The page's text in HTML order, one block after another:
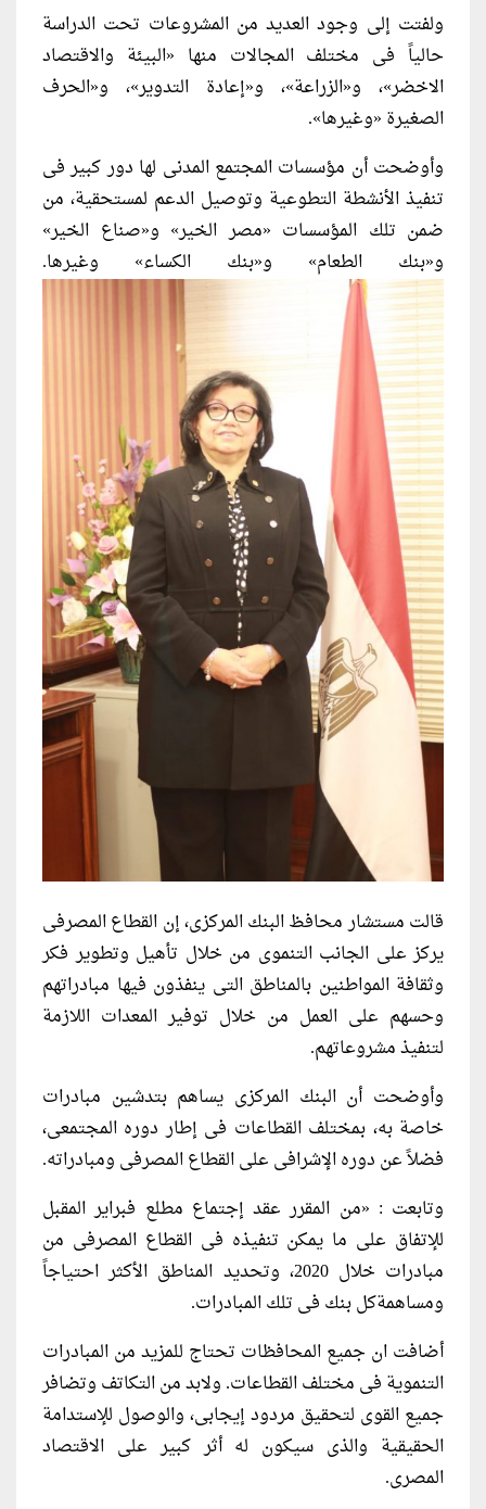
ولفتت إلى وجود العديد من المشروعات تحت الدراسة
حالياً فى مختلف المجالات منها «البيئة والاقتصاد
الاخضر»، و«الزراعة»، و«إعادة التدوير»، و«الحرف
الصغيرة «وغيرها».
وأوضحت أن مؤسسات المجتمع المدنى لها دور كبير فى
تنفيذ الأنشطة التطوعية وتوصيل الدعم لمستحقية، من
ضمن تلك المؤسسات «مصر الخير» و«صناع الخير»
و«بنك الطعام» و«بنك الكساء» وغيرها.
قالت مستشار محافظ البنك المركزى، إن القطاع المصرفى
يركز على الجانب التنموى من خلال تأهيل وتطوير فكر
وثقافة المواطنين بالمناطق التى ينفذون فيها مبادراتهم
وحسهم على العمل من خلال توفير المعدات اللازمة
لتنفيذ مشروعاتهم.
وأوضحت أن البنك المركزى يساهم بتدشين مبادرات
خاصة به، بمختلف القطاعات فى إطار دوره المجتمعى،
فضلاً عن دوره الإشرافى على القطاع المصرفى ومبادراته.
وتابعت : «من المقرر عقد إجتماع مطلع فبراير المقبل
للإتفاق على ما يمكن تنفيذه فى القطاع المصرفى من
مبادرات خلال 2020، وتحديد المناطق الأكثر احتياجاً
ومساهمةكل بنك فى تلك المبادرات.
أضافت ان جميع المحافظات تحتاج للمزيد من المبادرات
التنموية فى مختلف القطاعات. ولابد من التكاتف وتضافر
جميع القوى لتحقيق مردود إيجابى، والوصول للإستدامة
الحقيقية والذى سيكون له أثر كبير على الاقتصاد
المصرى.